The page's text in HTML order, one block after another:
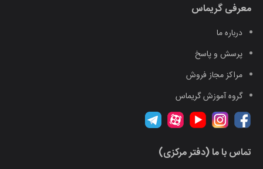
معرفی گریماس
درباره ما
پرسش و پاسخ
مراکز مجاز فروش
گروه آموزش گریماس
تماس با ما (دفتر مرکزی)